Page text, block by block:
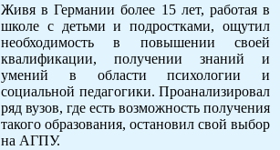
Живя в Германии более 15 лет, работая в
школе с детьми и подростками, ощутил
необходимость в повышении своей
квалификации, получении знаний и
умений в области психологии и
социальной педагогики. Проанализировал
ряд вузов, где есть возможность получения
такого образования, остановил свой выбор
на АГПУ.